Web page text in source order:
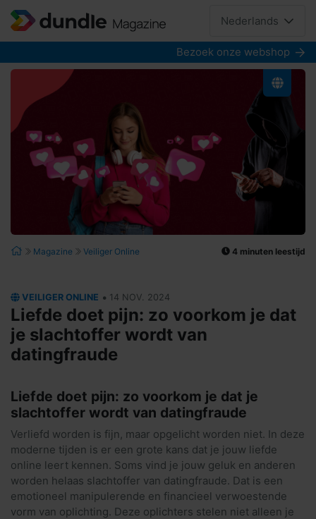
Nederlands
Bezoek onze webshop
Magazine Veiliger Online 4 minuten leestijd
VEILIGER ONLINE • 14 NOV. 2024
Liefde doet pijn: zo voorkom je dat
je slachtoffer wordt van
datingfraude
Liefde doet pijn: zo voorkom je dat je
slachtoffer wordt van datingfraude
Verliefd worden is fijn, maar opgelicht worden niet. In deze
moderne tijden is er een grote kans dat je jouw liefde
online leert kennen. Soms vind je jouw geluk en anderen
worden helaas slachtoffer van datingfraude. Dat is een
emotioneel manipulerende en financieel verwoestende
vorm van oplichting. Deze oplichters stelen niet alleen je